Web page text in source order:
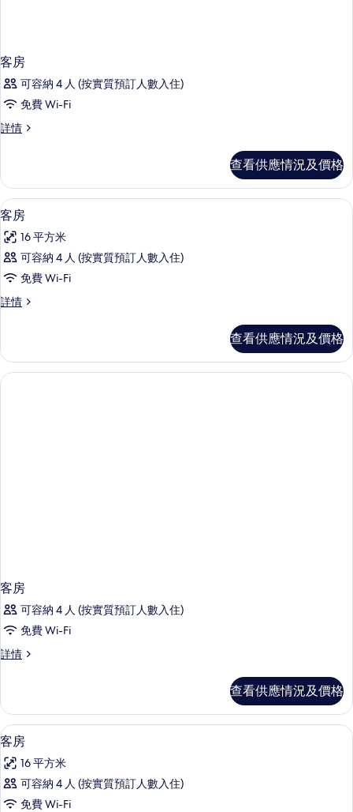
客房
可容納 4 人 (按實質預訂人數入住)
免費 Wi-Fi
詳情
客
查看供應情況及價格
載
入
所
有
房
相
片
書桌、熨斗/熨衫板、免費 Wi-Fi、床單
3
客房
16 平方米
可容納 4 人 (按實質預訂人數入住)
免費 Wi-Fi
詳情
客
查看供應情況及價格
客房
可容納 4 人 (按實質預訂人數入住)
免費 Wi-Fi
詳情
客
查看供應情況及價格
載
入
所
有
書桌、熨斗/熨衫板、免費 Wi-Fi、床單
2
客房
16 平方米
可容納 4 人 (按實質預訂人數入住)
免費 Wi-Fi